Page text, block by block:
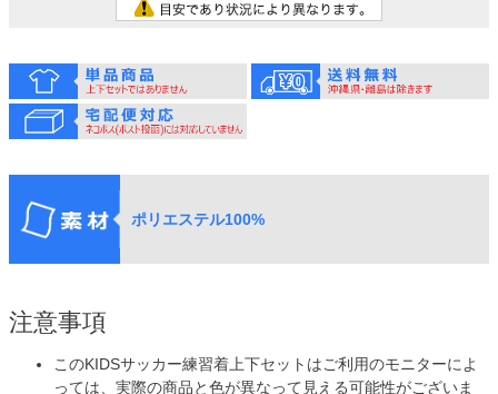
ポリエステル100%
注意事項
このKIDSサッカー練習着上下セットはご利用のモニターによ
っては、実際の商品と色が異なって見える可能性がございま